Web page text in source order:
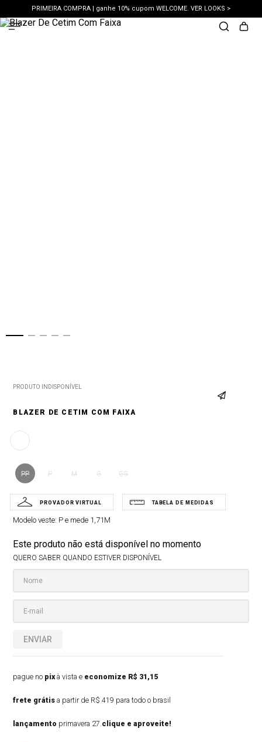
PRIMEIRA COMPRA | ganhe 10% cupom WELCOME. VER LOOKS >
PIX | 5% off no pix à vista. APROVEITAR >
PRODUTO INDISPONÍVEL
BLAZER DE CETIM COM FAIXA
PP P M G GG
Modelo veste: P e mede 1,71M
Este produto não está disponível no momento
QUERO SABER QUANDO ESTIVER DISPONÍVEL
ENVIAR
pague no pixà vista e economize R$ 31,15
frete grátis a partir de R$ 419 para todo o brasil
lançamento primavera 27.clique e aproveite!